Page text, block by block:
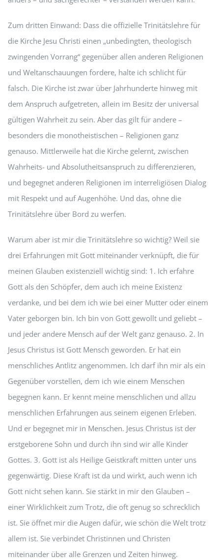
Zum dritten Einwand: Dass die offizielle Trinitätslehre für
die Kirche Jesu Christi einen „unbedingten, theologisch
zwingenden Vorrang“ gegenüber allen anderen Religionen
und Weltanschauungen fordere, halte ich schlicht für
falsch. Die Kirche ist zwar über Jahrhunderte hinweg mit
dem Anspruch aufgetreten, allein im Besitz der universal
gültigen Wahrheit zu sein. Aber das gilt für andere –
besonders die monotheistischen – Religionen ganz
genauso. Mittlerweile hat die Kirche gelernt, zwischen
Wahrheits- und Absolutheitsanspruch zu differenzieren,
und begegnet anderen Religionen im interreligiösen Dialog
mit Respekt und auf Augenhöhe. Und das, ohne die
Trinitätslehre über Bord zu werfen.
Warum aber ist mir die Trinitätslehre so wichtig? Weil sie
drei Erfahrungen mit Gott miteinander verknüpft, die für
meinen Glauben existenziell wichtig sind: 1. Ich erfahre
Gott als den Schöpfer, dem auch ich meine Existenz
verdanke, und bei dem ich wie bei einer Mutter oder einem
Vater geborgen bin. Ich bin von Gott gewollt und geliebt –
und jeder andere Mensch auf der Welt ganz genauso. 2. In
Jesus Christus ist Gott Mensch geworden. Er hat ein
menschliches Antlitz angenommen. Ich darf ihn mir als ein
Gegenüber vorstellen, dem ich wie einem Menschen
begegnen kann. Er kennt meine menschlichen und allzu
menschlichen Erfahrungen aus seinem eigenen Erleben.
Und er begegnet mir in Menschen. Jesus Christus ist der
erstgeborene Sohn und durch ihn sind wir alle Kinder
Gottes. 3. Gott ist als Heilige Geistkraft mitten unter uns
gegenwärtig. Diese Kraft ist da und wirkt, auch wenn ich
Gott nicht sehen kann. Sie stärkt in mir den Glauben –
einer Wirklichkeit zum Trotz, die oft genug so schrecklich
ist. Sie öffnet mir die Augen dafür, wie schön die Welt trotz
allem ist. Sie verbindet Christinnen und Christen
miteinander über alle Grenzen und Zeiten hinweg.